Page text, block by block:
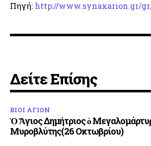
Πηγή: http://www.synaxarion.gr/
Δείτε Επίσης
ΒΙΟΙ ΑΓΙΩΝ
Ὁ Ἅγιος Δημήτριος ὁ
Μυροβλύτης(26 Οκτωβρίου)